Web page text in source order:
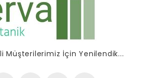
Müşterilerimiz İçin Yenilendik...